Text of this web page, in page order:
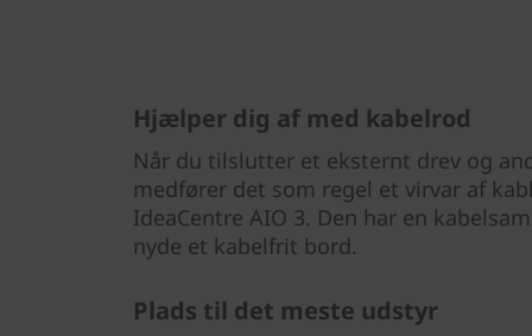
Hjælper dig af med kabelrod
Når du tilslutter et eksternt drev og
medfører det som regel et virvar af
IdeaCentre AIO 3. Den har en
nyde et kabelfrit bord.
Plads til det meste udstyr